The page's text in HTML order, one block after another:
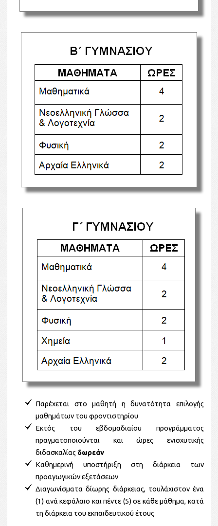
Παρέχεται στο μαθητή η δυνατότητα επιλογής
μαθημάτων του φροντιστηρίου
Εκτός του εβδομαδιαίου προγράμματος
πραγματοποιούνται και ώρες ενισχυτικής
διδασκαλίας δωρεάν
Καθημερινή υποστήριξη στη διάρκεια των
προαγωγικών εξετάσεων
Διαγωνίσματα δίωρης διάρκειας, τουλάχιστον ένα
(1) ανά κεφάλαιο και πέντε (5) σε κάθε μάθημα, κατά
τη διάρκεια του εκπαιδευτικού έτους